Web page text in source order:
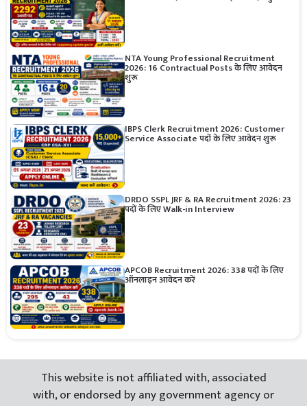
NTA Young Professional Recruitment
2026: 16 Contractual Posts के लिए आवेदन
शुरू
IBPS Clerk Recruitment 2026: Customer
Service Associate पदों के लिए आवेदन शुरू
DRDO SSPL JRF & RA Recruitment 2026: 23
पदों के लिए Walk-in Interview
APCOB Recruitment 2026: 338 पदों के लिए
ऑनलाइन आवेदन करें
This website is not affiliated with, associated
with, or endorsed by any government agency or